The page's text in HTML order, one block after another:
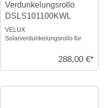
Verdunkelungsrollo
DSLS101100KWL
VELUX
Solarverdunkelungsrollo für
weiße Schiene, io-homecontrol
288,00 €*